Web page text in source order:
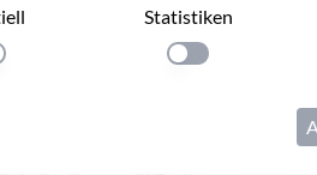
anwenden
Statistiken
Einstellung